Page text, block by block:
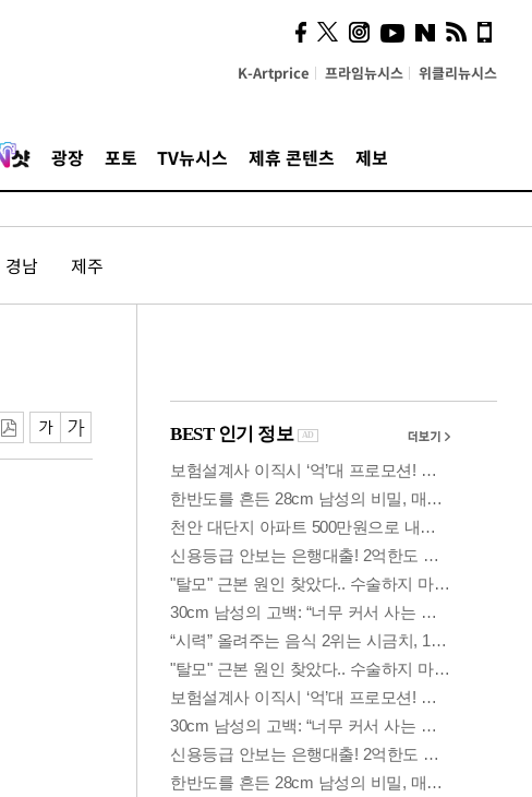
K-Artprice 프라임뉴시스 위클리뉴시스
광장 포토 TV뉴시스 제휴 콘텐츠 제보
경남 제주
시, 스마트폰 액세서리에
NFC 더했다